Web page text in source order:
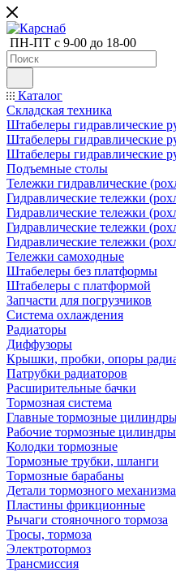
ПН-ПТ с 9-00 до 18-00
Каталог
Складская техника
Штабелеры гидравлические
Штабелеры гидравлические
Штабелеры гидравлические
Подъемные столы
Тележки гидравлические
Гидравлические тележки
Гидравлические тележки
Гидравлические тележки
Гидравлические тележки
Тележки самоходные
Штабелеры без платформы
Штабелеры с платформой
Запчасти для погрузчиков
Система охлаждения
Радиаторы
Диффузоры
Крышки, пробки, опоры
Патрубки радиаторов
Расширительные бачки
Тормозная система
Главные тормозные
Рабочие тормозные цилиндры
Колодки тормозные
Тормозные трубки, шланги
Тормозные барабаны
Детали тормозного механизма
Пластины фрикционные
Рычаги стояночного тормоза
Тросы, тормоза
Электротормоз
Трансмиссия